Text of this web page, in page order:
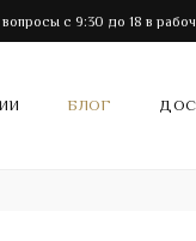
с 9:30 до 18 в
БЛОГ